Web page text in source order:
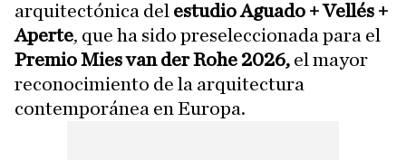
arquitectónica del estudio Aguado + Vellés +
Aperte, que ha sido preseleccionada para el
Premio Mies van der Rohe 2026, el mayor
reconocimiento de la arquitectura
contemporánea en Europa.